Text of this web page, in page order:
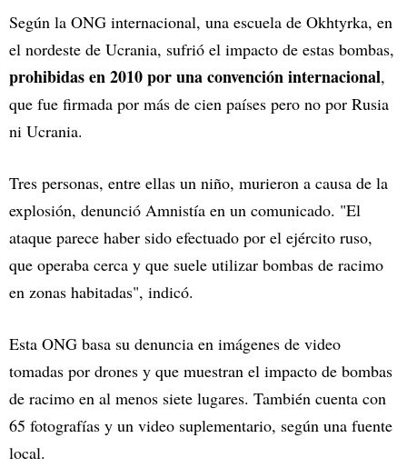
Según la ONG internacional, una escuela de Okhtyrka, en
el nordeste de Ucrania, sufrió el impacto de estas bombas,
prohibidas en 2010 por una convención internacional,
que fue firmada por más de cien países pero no por Rusia
ni Ucrania.
Tres personas, entre ellas un niño, murieron a causa de la
explosión, denunció Amnistía en un comunicado. "El
ataque parece haber sido efectuado por el ejército ruso,
que operaba cerca y que suele utilizar bombas de racimo
en zonas habitadas", indicó.
Esta ONG basa su denuncia en imágenes de video
tomadas por drones y que muestran el impacto de bombas
de racimo en al menos siete lugares. También cuenta con
65 fotografías y un video suplementario, según una fuente
local.